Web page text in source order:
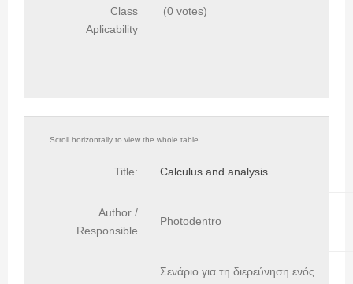
Class
Aplicability
(0 votes)
Title: Calculus and analysis
Author /
Responsible
Photodentro
Σενάριο για τη διερεύνηση ενός